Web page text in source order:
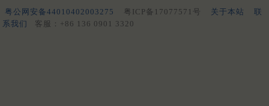
粤公网安备44010402003275 粤ICP备17077571号 关于本站
联
系我们
客服：+86 136 0901 3320